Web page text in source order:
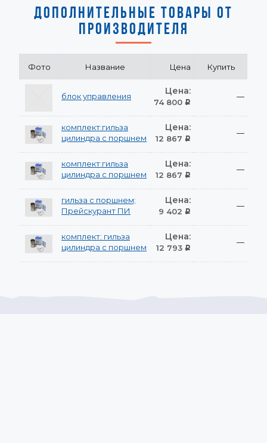
ДОПОЛНИТЕЛЬНЫЕ ТОВАРЫ ОТ
ПРОИЗВОДИТЕЛЯ
Фото Название Цена Купить
блок управления Цена:
74 800 Р
—
комплект:гильза
цилиндра с поршнем
Цена:
12 867 Р
—
комплект:гильза
цилиндра с поршнем
Цена:
12 867 Р
—
гильза с поршнем;
Прейскурант ПИ
Цена:
9 402 Р
—
комплект: гильза
цилиндра с поршнем
Цена:
12 793 Р
—